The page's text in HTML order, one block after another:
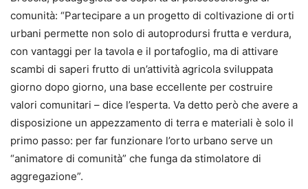
comunità: “Partecipare a un progetto di coltivazione di orti
urbani permette non solo di autoprodursi frutta e verdura,
con vantaggi per la tavola e il portafoglio, ma di attivare
scambi di saperi frutto di un’attività agricola sviluppata
giorno dopo giorno, una base eccellente per costruire
valori comunitari – dice l’esperta. Va detto però che avere a
disposizione un appezzamento di terra e materiali è solo il
primo passo: per far funzionare l’orto urbano serve un
“animatore di comunità” che funga da stimolatore di
aggregazione”.